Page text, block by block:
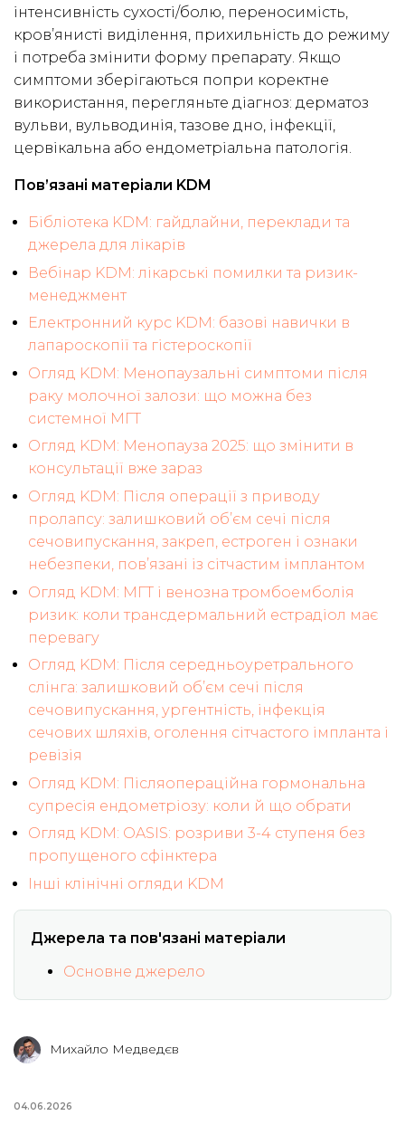
інтенсивність сухості/болю, переносимість,
кров’янисті виділення, прихильність до режиму
і потреба змінити форму препарату. Якщо
симптоми зберігаються попри коректне
використання, перегляньте діагноз: дерматоз
вульви, вульводинія, тазове дно, інфекції,
цервікальна або ендометріальна патологія.
Пов’язані матеріали KDM
Бібліотека KDM: гайдлайни, переклади та
джерела для лікарів
Вебінар KDM: лікарські помилки та ризик-
менеджмент
Електронний курс KDM: базові навички в
лапароскопії та гістероскопії
Огляд KDM: Менопаузальні симптоми після
раку молочної залози: що можна без
системної МГТ
Огляд KDM: Менопауза 2025: що змінити в
консультації вже зараз
Огляд KDM: Після операції з приводу
пролапсу: залишковий об’єм сечі після
сечовипускання, закреп, естроген і ознаки
небезпеки, пов’язані із сітчастим імплантом
Огляд KDM: МГТ і венозна тромбоемболія
ризик: коли трансдермальний естрадіол має
перевагу
Огляд KDM: Після середньоуретрального
слінга: залишковий об’єм сечі після
сечовипускання, ургентність, інфекція
сечових шляхів, оголення сітчастого імпланта і
ревізія
Огляд KDM: Післяопераційна гормональна
супресія ендометріозу: коли й що обрати
Огляд KDM: OASIS: розриви 3-4 ступеня без
пропущеного сфінктера
Інші клінічні огляди KDM
Джерела та пов'язані матеріали
Основне джерело
Михайло Медведєв
04.06.2026